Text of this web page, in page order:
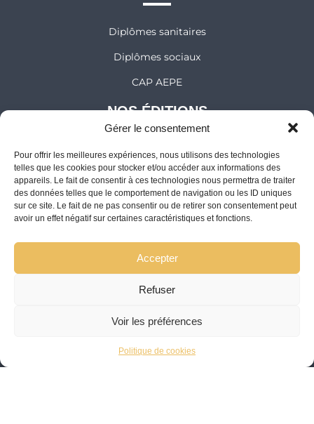
Gérer le consentement
Pour offrir les meilleures expériences, nous utilisons des technologies
telles que les cookies pour stocker et/ou accéder aux informations des
appareils. Le fait de consentir à ces technologies nous permettra de traiter
des données telles que le comportement de navigation ou les ID uniques
sur ce site. Le fait de ne pas consentir ou de retirer son consentement peut
avoir un effet négatif sur certaines caractéristiques et fonctions.
Accepter
Refuser
Voir les préférences
Politique de cookies
Diplômes sanitaires
Diplômes sociaux
CAP AEPE
NOS ÉDITIONS
Comprendre pour réussir
Collection le Monde des Apprentis Sages
L'INSTITUT DIADÈME
Qui sommes-nous
Dates et Chiffres clés
Notre équipe
Notre vision
Notre méthode